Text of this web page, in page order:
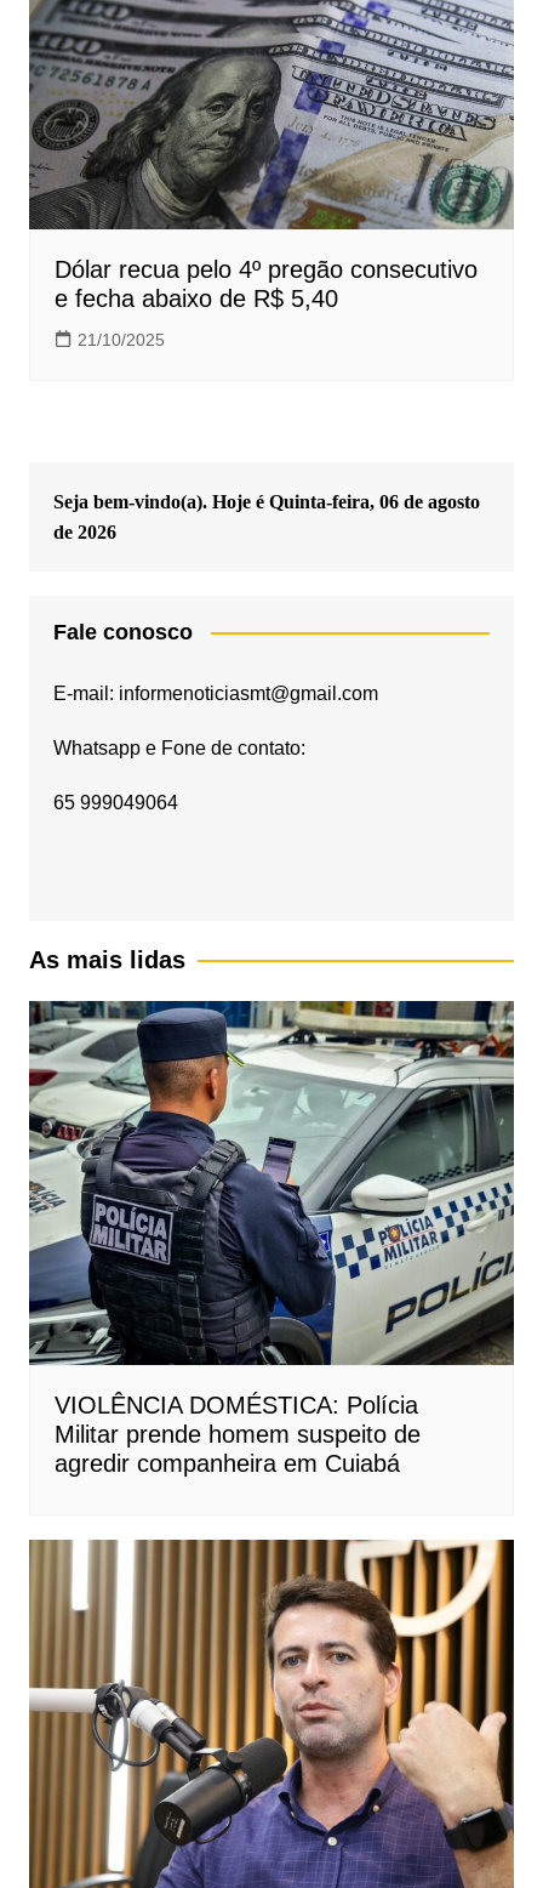
Dólar recua pelo 4º pregão consecutivo
e fecha abaixo de R$ 5,40
21/10/2025
Seja bem-vindo(a). Hoje é Quinta-feira, 06 de agosto
de 2026
Fale conosco
E-mail: informenoticiasmt@gmail.com
Whatsapp e Fone de contato:
65 999049064
As mais lidas
VIOLÊNCIA DOMÉSTICA: Polícia
Militar prende homem suspeito de
agredir companheira em Cuiabá